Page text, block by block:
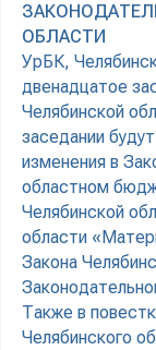
ОБЛАСТИ
УрБК,
двенадцатое
Челябинской
заседании
изменения в
областном
Челябинской
области
Закона
Также в
Челябинского